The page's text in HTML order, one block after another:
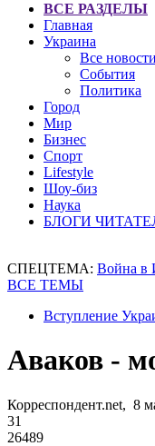
ВСЕ РАЗДЕЛЫ
Главная
Украина
Все
События
Политика
Город
Мир
Бизнес
Спорт
Lifestyle
Шоу-биз
Наука
БЛОГИ
СПЕЦТЕМА: Война в
ВСЕ ТЕМЫ
Вступление
Аваков -
Корреспондент.net, 8
31
26489